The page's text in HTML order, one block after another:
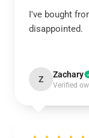
I've bought
disappointed.
Z Zachary
Verified